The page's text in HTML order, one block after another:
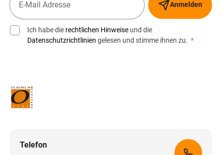
Anmelden
Ich habe die rechtlichen Hinweise und die
Datenschutzrichtlinien gelesen und stimme ihnen zu. *
Telefon